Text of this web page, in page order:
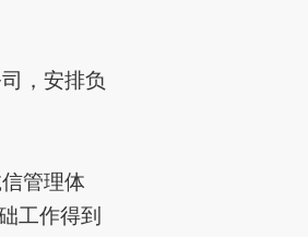
，安排负
管理体
工作得到